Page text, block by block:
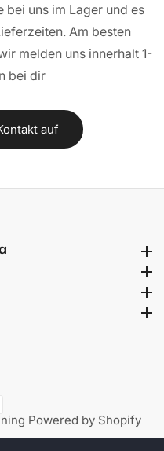
uns im Lager und es
Am besten
melden uns innerhalt 1-
bei dir
auf
Media
Powered by Shopify